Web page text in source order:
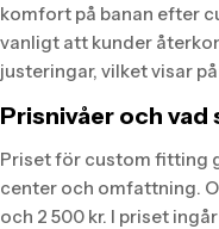
komfort på banan efter
vanligt att kunder
justeringar, vilket visar
Prisnivåer och vad
Priset för custom fitting
center och omfattning.
och 2 500 kr. I priset